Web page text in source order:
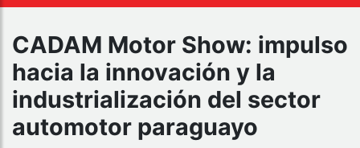
CADAM Motor Show: impulso
hacia la innovación y la
industrialización del sector
automotor paraguayo